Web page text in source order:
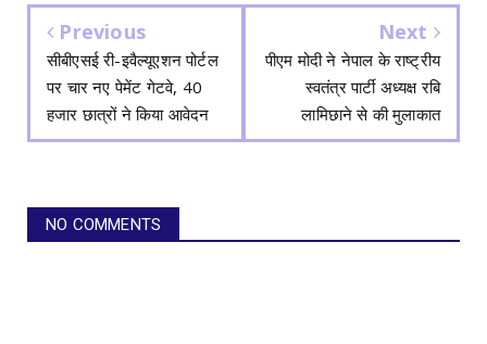
Previous
सीबीएसई री-इवैल्यूएशन पोर्टल
पर चार नए पेमेंट गेटवे, 40
हजार छात्रों ने किया आवेदन
Next
पीएम मोदी ने नेपाल के राष्ट्रीय
स्वतंत्र पार्टी अध्यक्ष रबि
लामिछाने से की मुलाकात
NO COMMENTS